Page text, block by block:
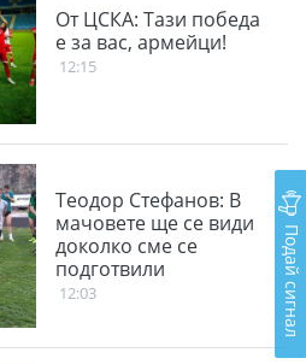
От ЦСКА: Тази победа
е за вас, армейци!
12:15
Теодор Стефанов: В
мачовете ще се види
доколко сме се
подготвили
12:03 Подай сигнал